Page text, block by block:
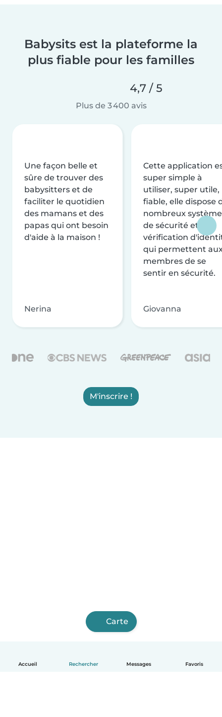
Accueil Rechercher Messages Favoris
Babysits est la plateforme la
plus fiable pour les familles
4,7 / 5
Plus de 3 400 avis
Une façon belle et
sûre de trouver des
babysitters et de
faciliter le quotidien
des mamans et des
papas qui ont besoin
d'aide à la maison !
Nerina
Cette application
super simple à
utiliser, super utile,
fiable, elle dispose
nombreux
de sécurité et de
vérification
qui permettent
membres de se
sentir en sécurité.
Giovanna
M'inscrire !
Carte